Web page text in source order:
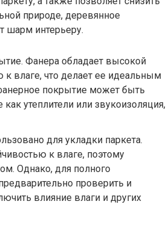
природе, деревянное
шарм интерьеру.
Фанера обладает высокой
к влаге, что делает ее идеальным
покрытие может быть
утеплители или звукоизоляция,
для укладки паркета.
к влаге, поэтому
Однако, для полного
проверить и
влияние влаги и других